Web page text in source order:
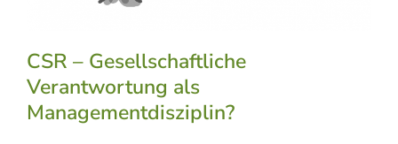
CSR – Gesellschaftliche
Verantwortung als
Managementdisziplin?